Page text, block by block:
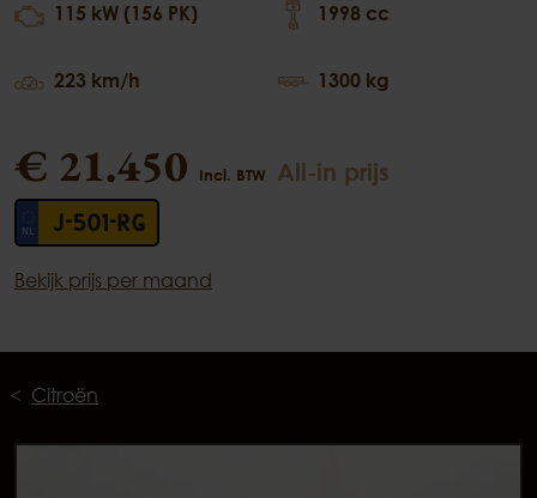
115 kW (156 PK)
223 km/h
1998 cc
1300 kg
€ 21.450 Incl. BTW All-in prijs
J-501-RG
Bekijk prijs per maand
Citroën